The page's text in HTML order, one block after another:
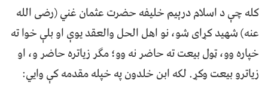
کله چې د اسلام درېيم خليفه حضرت عثمان غني (رضی الله
عنه) شهید کړای شو، نو اهل الحل والعقد يوې او بلې خوا ته
خپاره وو، ټول بیعت ته حاضر نه وو؛ مګر زیاتره حاضر و، او
زیاترو بیعت وکړ. لکه ابن خلدون په خپله مقدمه کې وايي: